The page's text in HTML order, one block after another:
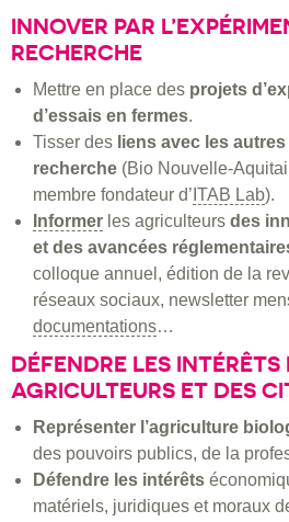
INNOVER PAR
RECHERCHE
Mettre en place des projets
d’essais en fermes.
Tisser des liens avec les
recherche (Bio Nouvelle-
membre fondateur d’ ITAB Lab).
Informer les agriculteurs des
et des avancées
colloque annuel, édition de la
réseaux sociaux, newsletter
documentations…
DÉFENDRE LES INTÉRÊTS
AGRICULTEURS ET DES
Représenter l’agriculture
des pouvoirs publics, de la
Défendre les intérêts
matériels, juridiques et moraux